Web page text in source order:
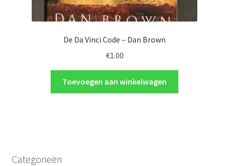
De Da Vinci Code – Dan Brown
€1.00
Toevoegen aan winkelwagen
Categorieën